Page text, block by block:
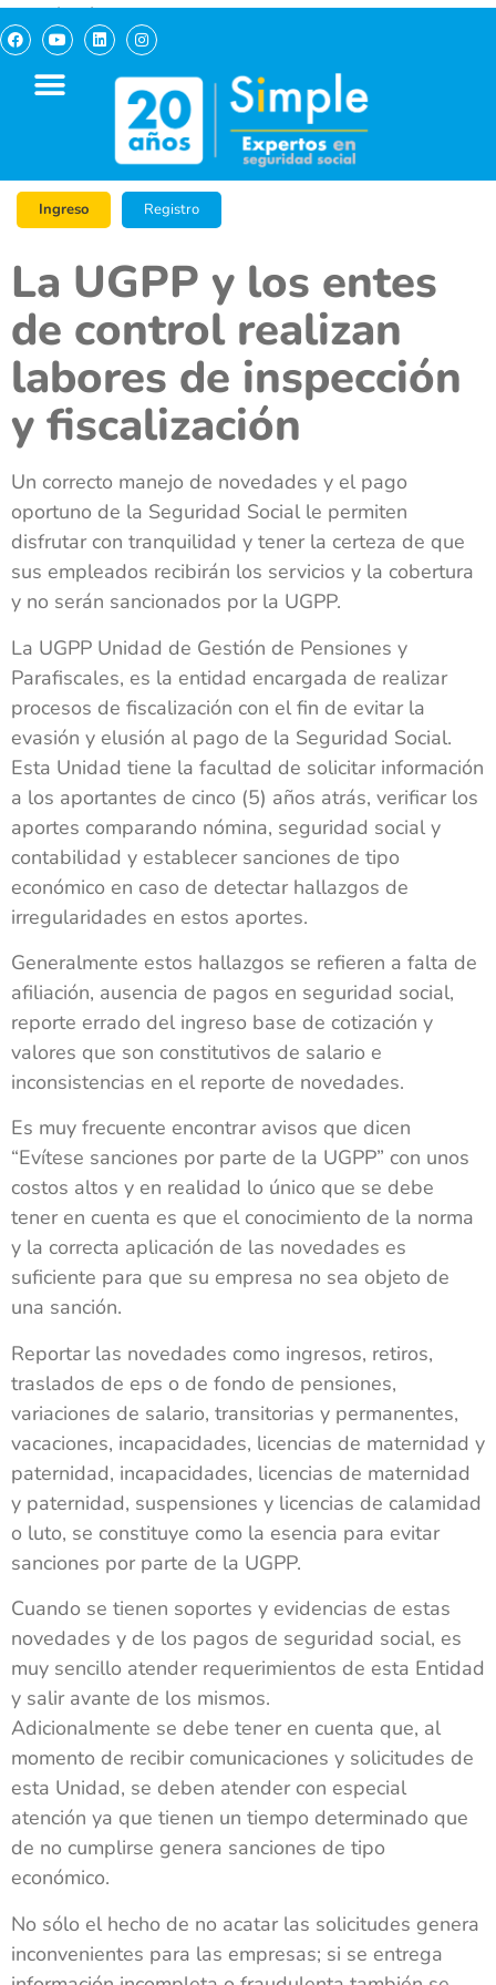
pagosimple.com
Ingreso Registro
La UGPP y los entes
de control realizan
labores de inspección
y fiscalización
Un correcto manejo de novedades y el pago
oportuno de la Seguridad Social le permiten
disfrutar con tranquilidad y tener la certeza de que
sus empleados recibirán los servicios y la cobertura
y no serán sancionados por la UGPP.
La UGPP Unidad de Gestión de Pensiones y
Parafiscales, es la entidad encargada de realizar
procesos de fiscalización con el fin de evitar la
evasión y elusión al pago de la Seguridad Social.
Esta Unidad tiene la facultad de solicitar información
a los aportantes de cinco (5) años atrás, verificar los
aportes comparando nómina, seguridad social y
contabilidad y establecer sanciones de tipo
económico en caso de detectar hallazgos de
irregularidades en estos aportes.
Generalmente estos hallazgos se refieren a falta de
afiliación, ausencia de pagos en seguridad social,
reporte errado del ingreso base de cotización y
valores que son constitutivos de salario e
inconsistencias en el reporte de novedades.
Es muy frecuente encontrar avisos que dicen
“Evítese sanciones por parte de la UGPP” con unos
costos altos y en realidad lo único que se debe
tener en cuenta es que el conocimiento de la norma
y la correcta aplicación de las novedades es
suficiente para que su empresa no sea objeto de
una sanción.
Reportar las novedades como ingresos, retiros,
traslados de eps o de fondo de pensiones,
variaciones de salario, transitorias y permanentes,
vacaciones, incapacidades, licencias de maternidad y
paternidad, incapacidades, licencias de maternidad
y paternidad, suspensiones y licencias de calamidad
o luto, se constituye como la esencia para evitar
sanciones por parte de la UGPP.
Cuando se tienen soportes y evidencias de estas
novedades y de los pagos de seguridad social, es
muy sencillo atender requerimientos de esta Entidad
y salir avante de los mismos.
Adicionalmente se debe tener en cuenta que, al
momento de recibir comunicaciones y solicitudes de
esta Unidad, se deben atender con especial
atención ya que tienen un tiempo determinado que
de no cumplirse genera sanciones de tipo
económico.
No sólo el hecho de no acatar las solicitudes genera
inconvenientes para las empresas; si se entrega